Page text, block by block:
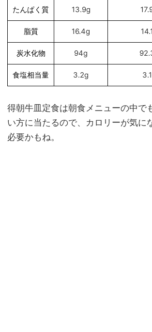
たんぱく質 13.9g
脂質 16.4g
炭水化物 94g
食塩相当量 3.2g
得朝牛皿定食は朝食メニューの中で
い方に当たるので、カロリーが気に
必要かもね。